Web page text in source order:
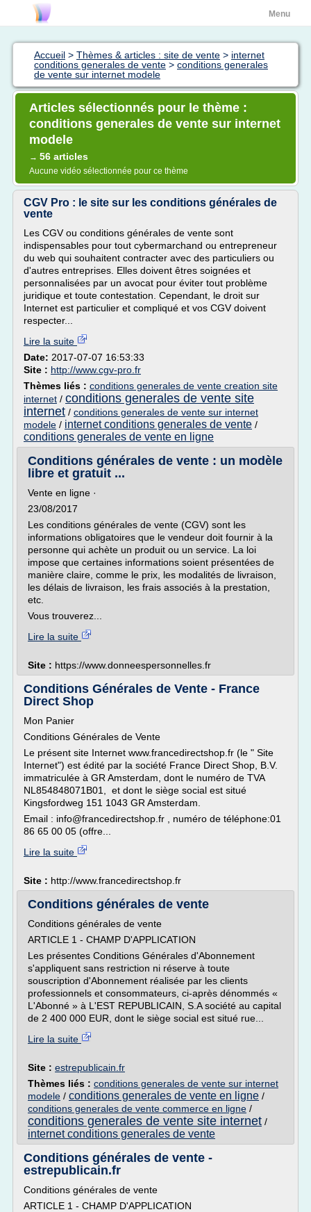
Menu
Accueil > Thèmes & articles : site de vente > internet
conditions generales de vente > conditions generales
de vente sur internet modele
Articles sélectionnés pour le thème :
conditions generales de vente sur internet
modele
→ 56 articles
Aucune vidéo sélectionnée pour ce thème
CGV Pro : le site sur les conditions générales de
vente
Les CGV ou conditions générales de vente sont
indispensables pour tout cybermarchand ou entrepreneur
du web qui souhaitent contracter avec des particuliers ou
d'autres entreprises. Elles doivent êtres soignées et
personnalisées par un avocat pour éviter tout problème
juridique et toute contestation. Cependant, le droit sur
Internet est particulier et compliqué et vos CGV doivent
respecter...
Lire la suite
Date: 2017-07-07 16:53:33
Site : http://www.cgv-pro.fr
Thèmes liés : conditions generales de vente creation site
internet / conditions generales de vente site
internet / conditions generales de vente sur internet
modele / internet conditions generales de vente /
conditions generales de vente en ligne
Conditions générales de vente : un modèle
libre et gratuit ...
Vente en ligne ·
23/08/2017
Les conditions générales de vente (CGV) sont les
informations obligatoires que le vendeur doit fournir à la
personne qui achète un produit ou un service. La loi
impose que certaines informations soient présentées de
manière claire, comme le prix, les modalités de livraison,
les délais de livraison, les frais associés à la prestation,
etc.
Vous trouverez...
Lire la suite
Site : https://www.donneespersonnelles.fr
Conditions Générales de Vente - France
Direct Shop
Mon Panier
Conditions Générales de Vente
Le présent site Internet www.francedirectshop.fr (le " Site
Internet") est édité par la société France Direct Shop, B.V.
immatriculée à GR Amsterdam, dont le numéro de TVA
NL854848071B01, et dont le siège social est situé
Kingsfordweg 151 1043 GR Amsterdam.
Email : info@francedirectshop.fr , numéro de téléphone:01
86 65 00 05 (offre...
Lire la suite
Site : http://www.francedirectshop.fr
Conditions générales de vente
Conditions générales de vente
ARTICLE 1 - CHAMP D'APPLICATION
Les présentes Conditions Générales d'Abonnement
s'appliquent sans restriction ni réserve à toute
souscription d'Abonnement réalisée par les clients
professionnels et consommateurs, ci-après dénommés «
L'Abonné » à L'EST REPUBLICAIN, S.A société au capital
de 2 400 000 EUR, dont le siège social est situé rue...
Lire la suite
Site : estrepublicain.fr
Thèmes liés : conditions generales de vente sur internet
modele / conditions generales de vente en ligne /
conditions generales de vente commerce en ligne /
conditions generales de vente site internet /
internet conditions generales de vente
Conditions générales de vente -
estrepublicain.fr
Conditions générales de vente
ARTICLE 1 - CHAMP D'APPLICATION